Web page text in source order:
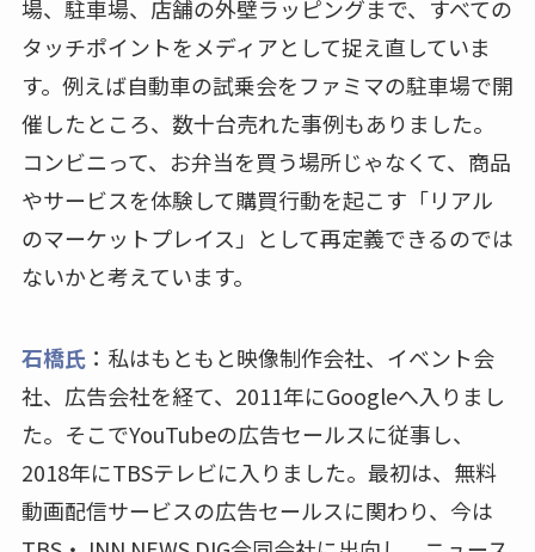
場、駐車場、店舗の外壁ラッピングまで、すべての
タッチポイントをメディアとして捉え直していま
す。例えば自動車の試乗会をファミマの駐車場で開
催したところ、数十台売れた事例もありました。
コンビニって、お弁当を買う場所じゃなくて、商品
やサービスを体験して購買行動を起こす「リアル
のマーケットプレイス」として再定義できるのでは
ないかと考えています。
石橋氏：私はもともと映像制作会社、イベント会
社、広告会社を経て、2011年にGoogleへ入りまし
た。そこでYouTubeの広告セールスに従事し、
2018年にTBSテレビに入りました。最初は、無料
動画配信サービスの広告セールスに関わり、今は